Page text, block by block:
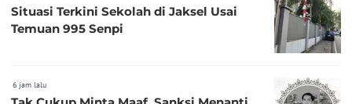
Situasi Terkini Sekolah di Jaksel Usai
Temuan 995 Senpi
6 jam lalu